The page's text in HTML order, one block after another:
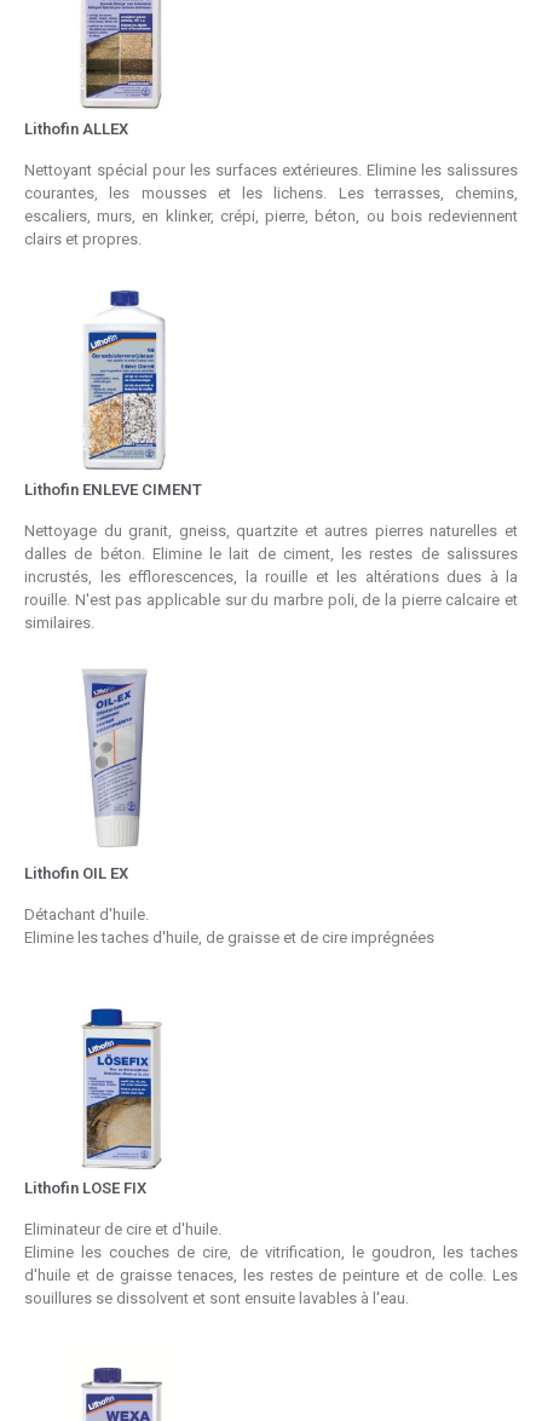
Lithofin ALLEX
Nettoyant spécial pour les surfaces extérieures. Elimine les salissures
courantes, les mousses et les lichens. Les terrasses, chemins,
escaliers, murs, en klinker, crépi, pierre, béton, ou bois redeviennent
clairs et propres.
Lithofin ENLEVE CIMENT
Nettoyage du granit, gneiss, quartzite et autres pierres naturelles et
dalles de béton. Elimine le lait de ciment, les restes de salissures
incrustés, les efflorescences, la rouille et les altérations dues à la
rouille. N'est pas applicable sur du marbre poli, de la pierre calcaire et
similaires.
Lithofin OIL EX
Détachant d'huile.
Elimine les taches d'huile, de graisse et de cire imprégnées
Lithofin LOSE FIX
Eliminateur de cire et d'huile.
Elimine les couches de cire, de vitrification, le goudron, les taches
d'huile et de graisse tenaces, les restes de peinture et de colle. Les
souillures se dissolvent et sont ensuite lavables à l'eau.